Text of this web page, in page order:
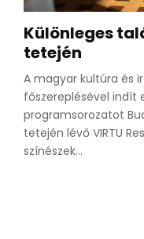
Különleges
tetején
A magyar kultúra és
főszereplésével indít
programsorozatot
tetején lévő VIRTU
színészek...